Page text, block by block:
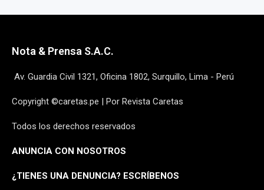
Nota & Prensa S.A.C.
Av. Guardia Civil 1321, Oficina 1802, Surquillo, Lima - Perú
Copyright ©caretas.pe | Por Revista Caretas
Todos los derechos reservados
ANUNCIA CON NOSOTROS
¿TIENES UNA DENUNCIA? ESCRÍBENOS